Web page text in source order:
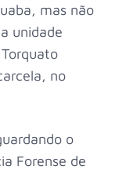
mas não
unidade
no
o
Forense de